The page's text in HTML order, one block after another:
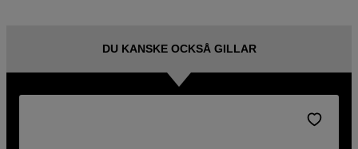
DU KANSKE OCKSÅ GILLAR